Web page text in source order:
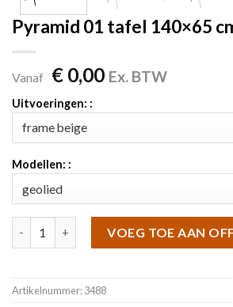
Pyramid 01 tafel 140×65
Vanaf €0,00 Ex. BTW
Uitvoeringen: :
Modellen: :
VOEG TOE AAN
Artikelnummer:3488